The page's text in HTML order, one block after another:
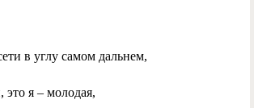
в углу самом дальнем,
это я – молодая,